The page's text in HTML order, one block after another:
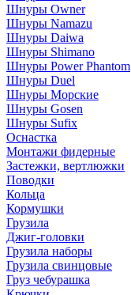
Шнуры Owner
Шнуры Namazu
Шнуры Daiwa
Шнуры Shimano
Шнуры Power Phantom
Шнуры Duel
Шнуры Морские
Шнуры Gosen
Шнуры Sufix
Оснастка
Монтажи фидерные
Застежки, вертлюжки
Поводки
Кольца
Кормушки
Грузила
Джиг-головки
Грузила наборы
Грузила свинцовые
Груз чебурашка